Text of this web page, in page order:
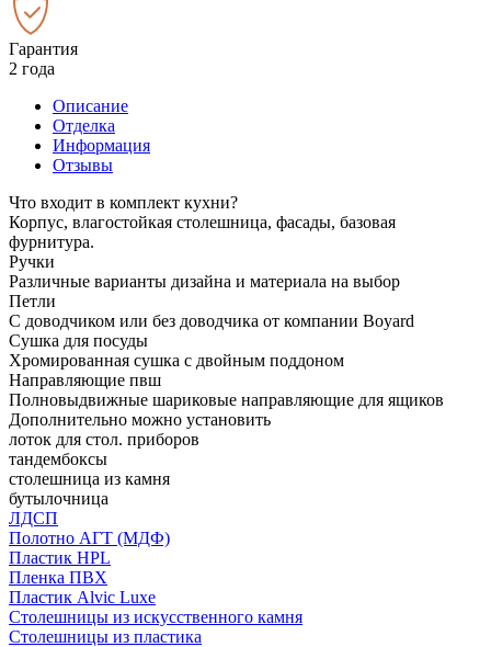
Гарантия
2 года
Описание
Отделка
Информация
Отзывы
Что входит в комплект кухни?
Корпус, влагостойкая столешница, фасады, базовая
фурнитура.
Ручки
Различные варианты дизайна и материала на выбор
Петли
С доводчиком или без доводчика от компании Boyard
Сушка для посуды
Хромированная сушка с двойным поддоном
Направляющие пвш
Полновыдвижные шариковые направляющие для ящиков
Дополнительно можно установить
лоток для стол. приборов
тандембоксы
столешница из камня
бутылочница
ЛДСП
Полотно АГТ (МДФ)
Пластик HPL
Пленка ПВХ
Пластик Alvic Luxe
Столешницы из искусственного камня
Столешницы из пластика